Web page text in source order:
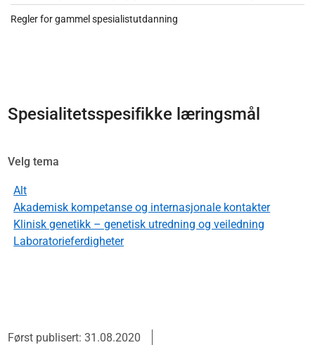
Regler for gammel spesialistutdanning
Spesialitetsspesifikke læringsmål
Velg tema
Alt
Akademisk kompetanse og internasjonale kontakter
Klinisk genetikk – genetisk utredning og veiledning
Laboratorieferdigheter
Først publisert: 31.08.2020